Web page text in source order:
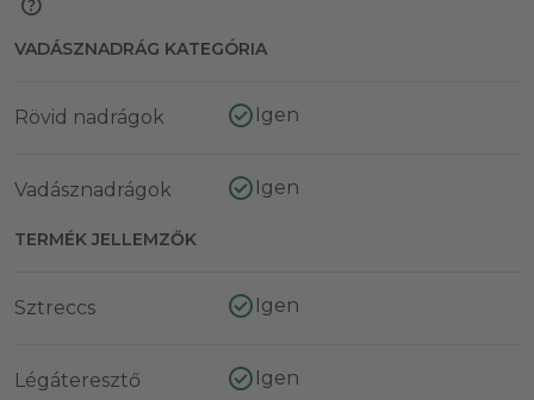
VADÁSZNADRÁG KATEGÓRIA
Rövid nadrágok Igen
Vadásznadrágok Igen
TERMÉK JELLEMZŐK
Sztreccs Igen
Légáteresztő Igen